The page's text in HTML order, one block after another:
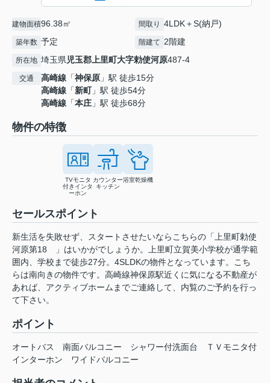
建物面積96.38㎡ 間取り 4LDK＋S(納戸)
築年数 予定 階建て 2階建
所在地 埼玉県児玉郡上里町大字勅使河原487-4
交通 高崎線 「神保原 」駅 徒歩15分
高崎線 「新町」駅 徒歩54分
高崎線 「本庄 」駅 徒歩68分
物件の特徴
TVモニタ
付きインタ
ーホン
カウンター
キッチン
浴室乾燥機
セールスポイント
新生活を失敗せず、スタートさせたいならこちらの「上里町勅使
河原第18 」はいかがでしょうか。上里町立賀美小学校が通学範
囲内、学校まで徒歩27分。4SLDKの物件となっています。こち
らは南向きの物件です。高崎線神保原駅近くに気になる不動産が
あれば、アクティブホームまでご連絡して、内覧のご予約を行っ
て下さい。
ポイント
オートバス 南面バルコニー シャワー付洗面台
ＴＶモニタ付
インターホン
ワイドバルコニー